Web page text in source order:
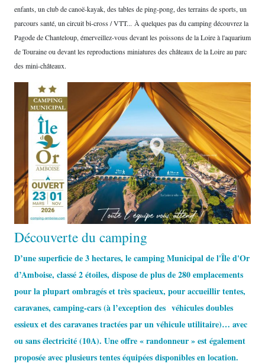
enfants, un club de canoë-kayak, des tables de ping-pong, des terrains de sports, un
parcours santé, un circuit bi-cross / VTT... À quelques pas du camping découvrez la
Pagode de Chanteloup, émerveillez-vous devant les poissons de la Loire à l'aquarium
de Touraine ou devant les reproductions miniatures des châteaux de la Loire au parc
des mini-châteaux.
Découverte du camping
D’une superficie de 3 hectares, le camping Municipal de l'Île d'Or
d’Amboise, classé 2 étoiles, dispose de plus de 280 emplacements
pour la plupart ombragés et très spacieux, pour accueillir tentes,
caravanes, camping-cars (à l’exception des véhicules doubles
essieux et des caravanes tractées par un véhicule utilitaire)… avec
ou sans électricité (10A). Une offre « randonneur » est également
proposée avec plusieurs tentes équipées disponibles en location.